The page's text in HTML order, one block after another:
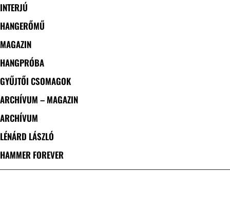
INTERJÚ
HANGERŐMŰ
MAGAZIN
HANGPRÓBA
GYŰJTŐI CSOMAGOK
ARCHÍVUM – MAGAZIN
ARCHÍVUM
LÉNÁRD LÁSZLÓ
HAMMER FOREVER